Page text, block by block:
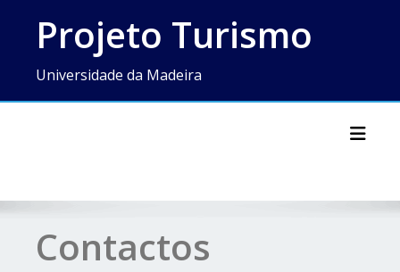
contentProjeto Turismo
Universidade da Madeira
Contactos